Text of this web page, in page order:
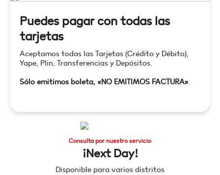
Puedes pagar con todas las
tarjetas
Aceptamos todas las Tarjetas (Crédito y Débito),
Yape, Plin, Transferencias y Depósitos.
Sólo emitimos boleta, «NO EMITIMOS FACTURA».
Consulta por nuestro servicio
¡Next Day!
Disponible para varios distritos